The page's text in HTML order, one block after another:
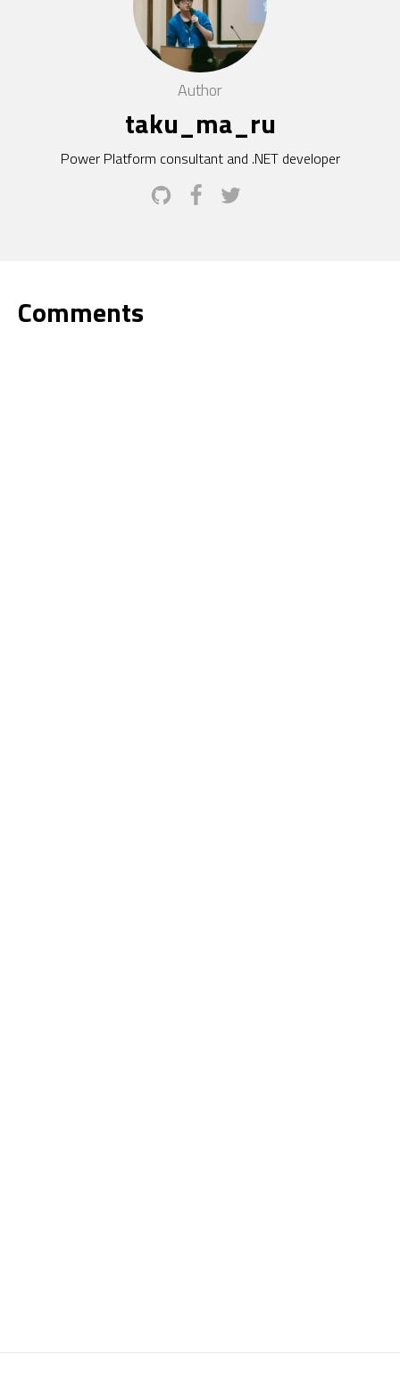
Author
taku_ma_ru
Power Platform consultant and .NET developer
Comments